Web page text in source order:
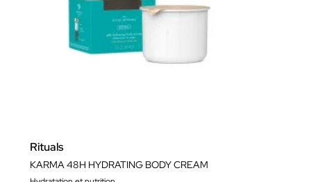
Rituals
KARMA 48H HYDRATING BODY CREAM